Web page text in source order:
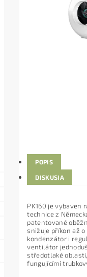
POPIS
DISKUSIA
PK160 je vybaven
technice z
patentované
snižuje příkon až
kondenzátor i
ventilátor
středotlaké
fungujícími